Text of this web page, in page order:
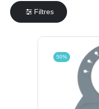
Filtres
50%